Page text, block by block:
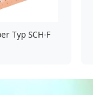
Typ SCH-F